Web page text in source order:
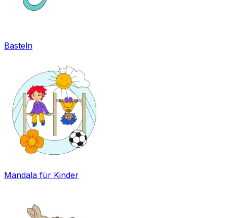
Basteln
Mandala für Kinder